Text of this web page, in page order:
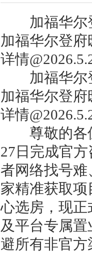
加福华尔登
加福华尔登
详情
加福华尔登
加福华尔登
详情
尊敬的各位
27日完成官
者网络找号
家精准获取
心选房，现
及平台专属
避所有非官